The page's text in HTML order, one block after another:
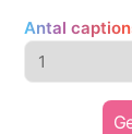
Antal